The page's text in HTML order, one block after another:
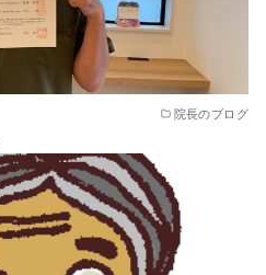
院長のブログ